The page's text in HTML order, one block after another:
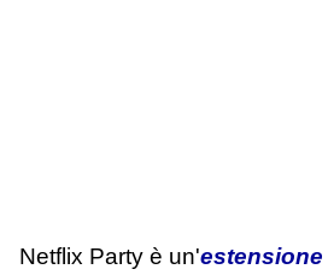
Netflix Party è un'estensione